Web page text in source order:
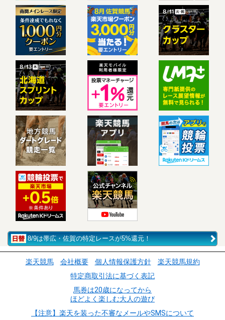
8/9は帯広・佐賀の特定レースが5%還元！
楽天競馬 会社概要 個人情報保護方針
楽天競馬規約
特定商取引法に基づく表記
馬券は20歳になってから
ほどよく楽しむ大人の遊び
【注意】楽天を装った不審なメールやSMSについて